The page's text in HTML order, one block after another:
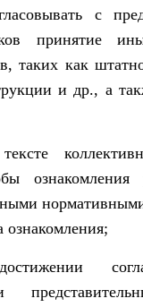
с
принятие
таких как
и др., а
ознакомления
ознакомления;